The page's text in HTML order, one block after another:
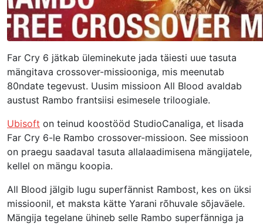
Far Cry 6 jätkab üleminekute jada täiesti uue tasuta
mängitava crossover-missiooniga, mis meenutab
80ndate tegevust. Uusim missioon All Blood avaldab
austust Rambo frantsiisi esimesele triloogiale.
Ubisoft on teinud koostööd StudioCanaliga, et lisada
Far Cry 6-le Rambo crossover-missioon. See missioon
on praegu saadaval tasuta allalaadimisena mängijatele,
kellel on mängu koopia.
All Blood jälgib lugu superfännist Rambost, kes on üksi
missioonil, et maksta kätte Yarani rõhuvale sõjaväele.
Mängija tegelane ühineb selle Rambo superfänniga ja